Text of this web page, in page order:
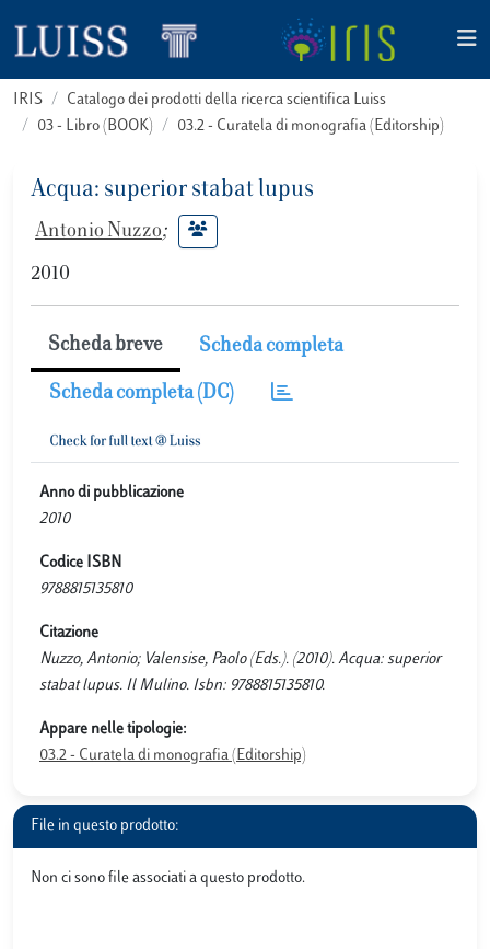
IRIS
Catalogo dei prodotti della ricerca scientifica Luiss
03 - Libro (BOOK)
03.2 - Curatela di monografia (Editorship)
Acqua: superior stabat lupus
Antonio Nuzzo;
2010
Scheda breve Scheda completa
Scheda completa (DC)
Anno di pubblicazione
2010
Codice ISBN
9788815135810
Citazione
Nuzzo, Antonio; Valensise, Paolo (Eds.). (2010). Acqua: superior
stabat lupus. Il Mulino. Isbn: 9788815135810.
Appare nelle tipologie:
03.2 - Curatela di monografia (Editorship)
File in questo prodotto:
Non ci sono file associati a questo prodotto.